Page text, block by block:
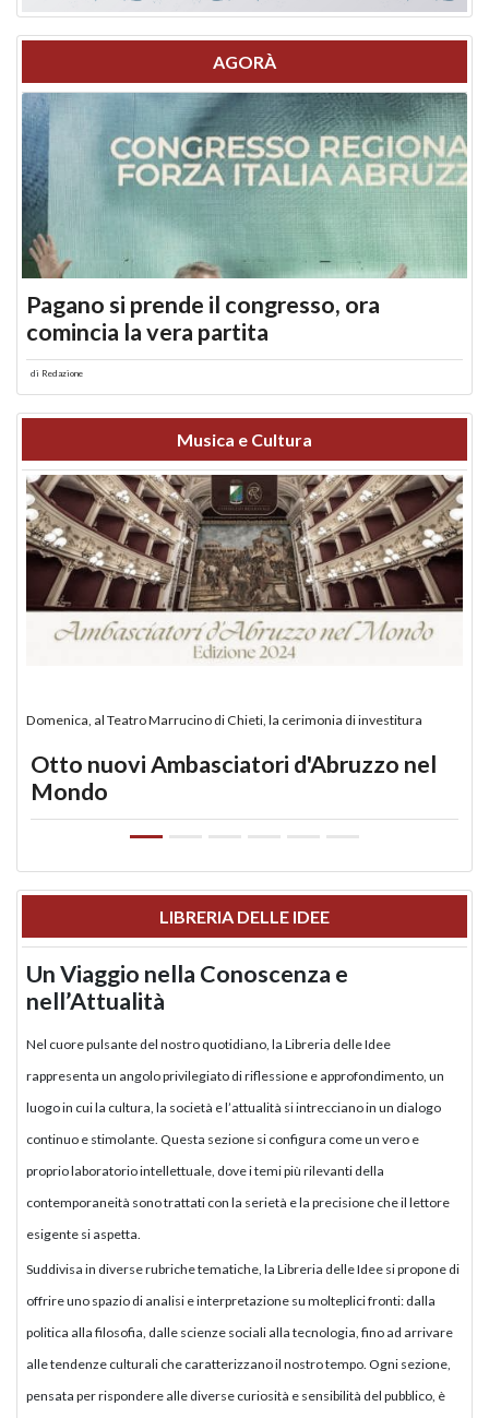
AGORÀ
Pagano si prende il congresso, ora
comincia la vera partita
di Redazione
Musica e Cultura
Domenica, al Teatro Marrucino di Chieti, la cerimonia di investitura
Otto nuovi Ambasciatori d'Abruzzo nel
Mondo
LIBRERIA DELLE IDEE
Un Viaggio nella Conoscenza e
nell’Attualità
Nel cuore pulsante del nostro quotidiano, la Libreria delle Idee
rappresenta un angolo privilegiato di riflessione e approfondimento, un
luogo in cui la cultura, la società e l’attualità si intrecciano in un dialogo
continuo e stimolante. Questa sezione si configura come un vero e
proprio laboratorio intellettuale, dove i temi più rilevanti della
contemporaneità sono trattati con la serietà e la precisione che il lettore
esigente si aspetta.
Suddivisa in diverse rubriche tematiche, la Libreria delle Idee si propone di
offrire uno spazio di analisi e interpretazione su molteplici fronti: dalla
politica alla filosofia, dalle scienze sociali alla tecnologia, fino ad arrivare
alle tendenze culturali che caratterizzano il nostro tempo. Ogni sezione,
pensata per rispondere alle diverse curiosità e sensibilità del pubblico, è